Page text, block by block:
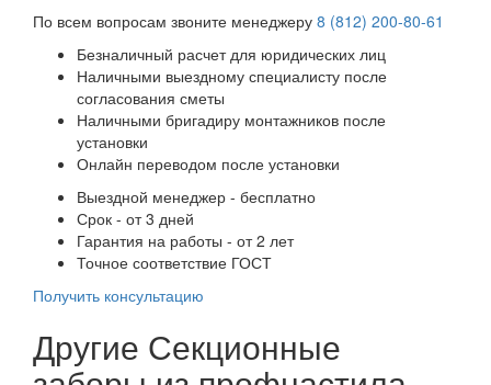
По всем вопросам звоните менеджеру 8 (812) 200-80-61
Безналичный расчет для юридических лиц
Наличными выездному специалисту после
согласования сметы
Наличными бригадиру монтажников после
установки
Онлайн переводом после установки
Выездной менеджер - бесплатно
Срок - от 3 дней
Гарантия на работы - от 2 лет
Точное соответствие ГОСТ
Получить консультацию
Другие Секционные